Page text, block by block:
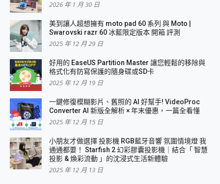
2026 年 1 月 30 日
美到讓人超想擁有 moto pad 60 系列 與 Moto |
Swarovski razr 60 冰藍限定版本 開箱 評測
2025 年 12 月 29 日
好用的 EaseUS Partition Master 讓您輕鬆的移除與
格式化有防寫保護的隨身碟或SD卡
2025 年 12 月 19 日
一鍵修復模糊影片、舊照的 AI 好幫手! VideoProc
Converter AI 新版全解析 × 年末優惠，一篇全看懂
2025 年 12 月 15 日
小朋友才做選擇 投影機 RGB藍牙音響 氛圍情境燈 我
通通都要！ Starfish 2 幻彩膠囊投影機｜結合「 智慧
投影 & 煥彩流動 」的沈浸式生活新體驗
2025 年 12 月 13 日